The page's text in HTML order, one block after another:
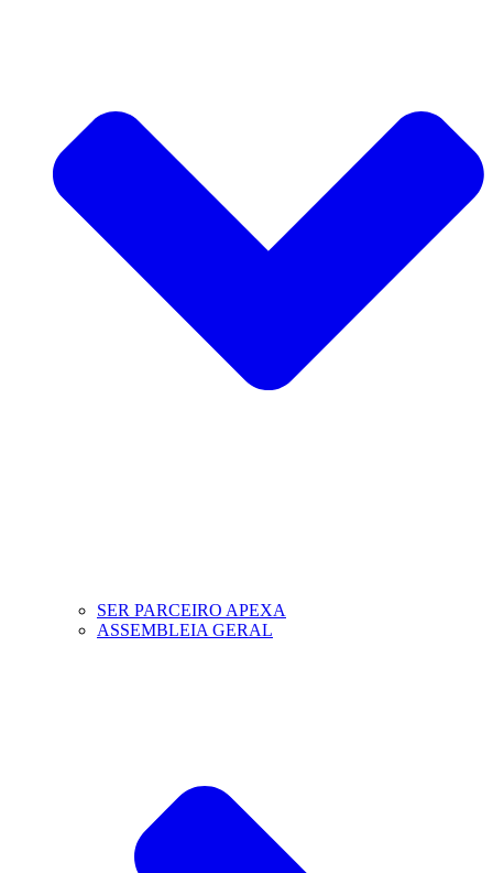
SER PARCEIRO APEXA
ASSEMBLEIA GERAL